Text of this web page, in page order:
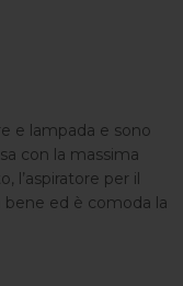
e lampada e sono
con la massima
l’aspiratore per il
ed è comoda la